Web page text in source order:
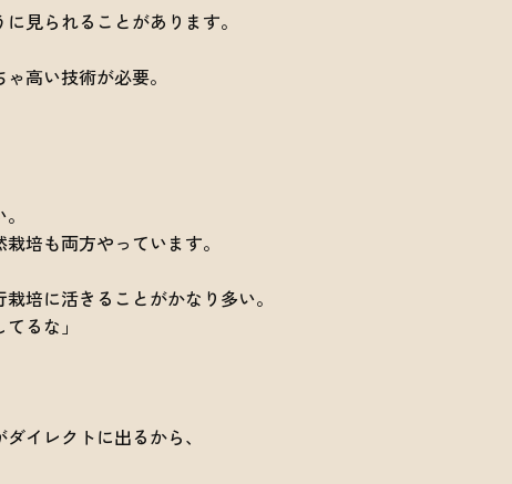
見られることがあります。
高い技術が必要。
培も両方やっています。
培に活きることがかなり多い。
るな」
イレクトに出るから、